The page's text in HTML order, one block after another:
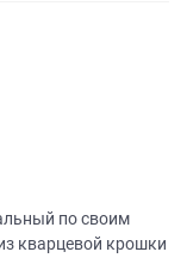
по своим
кварцевой крошки